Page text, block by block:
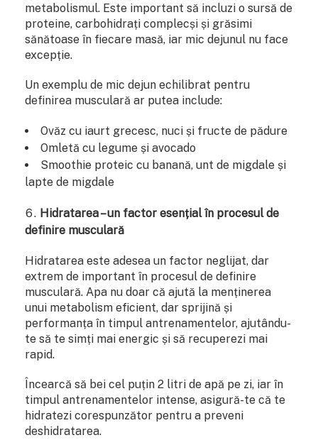
metabolismul. Este important să incluzi o sursă de
proteine, carbohidrați complecși și grăsimi
sănătoase în fiecare masă, iar mic dejunul nu face
excepție.
Un exemplu de mic dejun echilibrat pentru
definirea musculară ar putea include:
Ovăz cu iaurt grecesc, nuci și fructe de pădure
Omletă cu legume și avocado
Smoothie proteic cu banană, unt de migdale și
lapte de migdale
Hidratarea – un factor esențial în procesul de
definire musculară
Hidratarea este adesea un factor neglijat, dar
extrem de important în procesul de definire
musculară. Apa nu doar că ajută la menținerea
unui metabolism eficient, dar sprijină și
performanța în timpul antrenamentelor, ajutându-
te să te simți mai energic și să recuperezi mai
rapid.
Încearcă să bei cel puțin 2 litri de apă pe zi, iar în
timpul antrenamentelor intense, asigură-te că te
hidratezi corespunzător pentru a preveni
deshidratarea.